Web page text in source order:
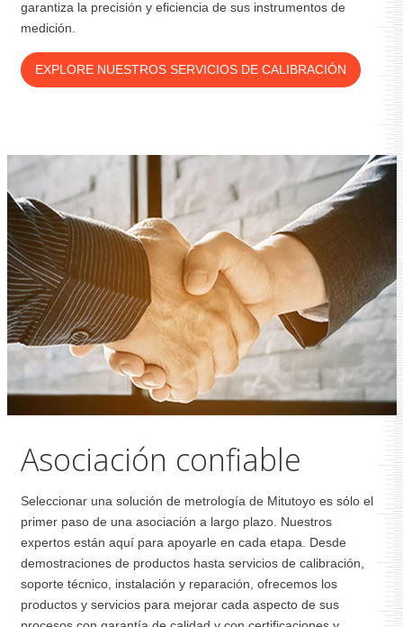
garantiza la precisión y eficiencia de sus instrumentos de
medición.
EXPLORE NUESTROS SERVICIOS DE CALIBRACIÓN
Asociación confiable
Seleccionar una solución de metrología de Mitutoyo es sólo el
primer paso de una asociación a largo plazo. Nuestros
expertos están aquí para apoyarle en cada etapa. Desde
demostraciones de productos hasta servicios de calibración,
soporte técnico, instalación y reparación, ofrecemos los
productos y servicios para mejorar cada aspecto de sus